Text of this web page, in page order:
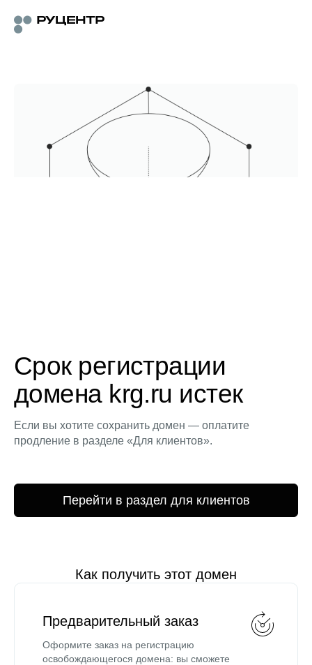
Срок регистрации
домена krg.ru истек
Если вы хотите сохранить домен — оплатите
продление в разделе «Для клиентов».
Перейти в раздел для клиентов
Как получить этот домен
Предварительный заказ
Оформите заказ на регистрацию
освобождающегося домена: вы сможете